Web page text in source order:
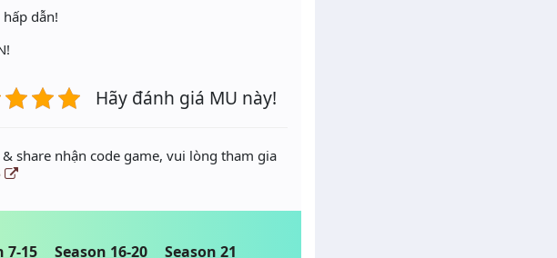
dẫn!
Hãy đánh giá MU này!
share nhận code game, vui lòng tham gia
7-15 Season 16-20 Season 21